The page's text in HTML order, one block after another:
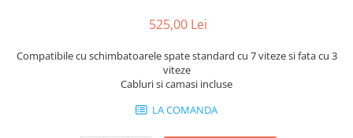
Pipe
525,00 Lei
Compatibile cu schimbatoarele spate standard cu 7 viteze si fata cu 3
viteze
Cabluri si camasi incluse
LA COMANDA